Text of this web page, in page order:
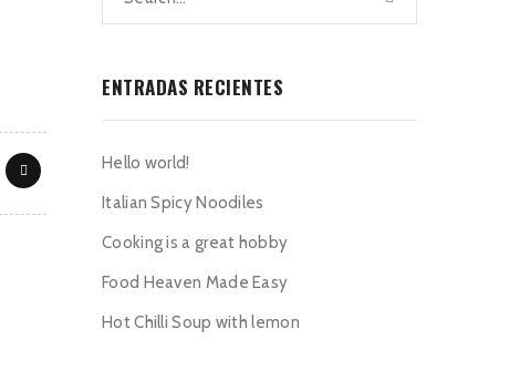
ENTRADAS RECIENTES
Hello world!
Italian Spicy Noodiles
Cooking is a great hobby
Food Heaven Made Easy
Hot Chilli Soup with lemon